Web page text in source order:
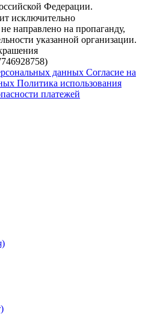
Федерации.
исключительно
направлено на пропаганду,
указанной организации.
данных Согласие на
Политика использования
платежей